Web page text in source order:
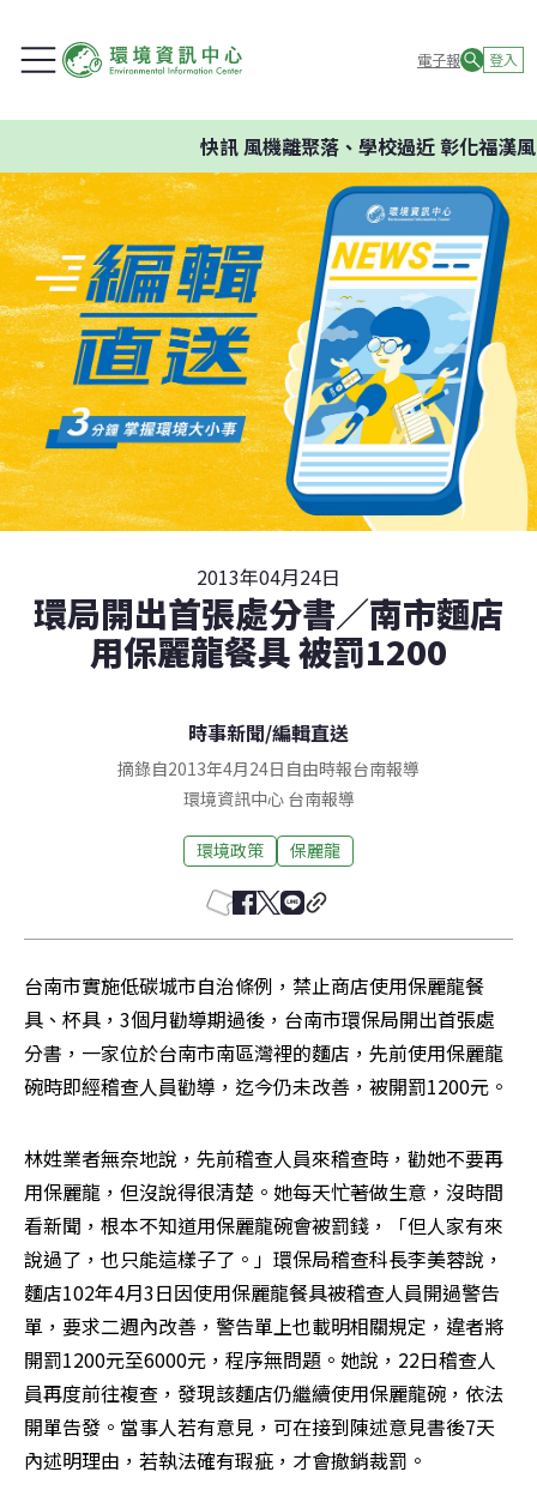
電子報 登入
快訊風機離聚落、學校過近 彰化福漢風
2013年04月24日
環局開出首張處分書／南市麵店
用保麗龍餐具 被罰1200
時事新聞/編輯直送
摘錄自2013年4月24日自由時報台南報導
環境資訊中心 台南報導
環境政策 保麗龍
台南市實施低碳城市自治條例，禁止商店使用保麗龍餐
具、杯具，3個月勸導期過後，台南市環保局開出首張處
分書，一家位於台南市南區灣裡的麵店，先前使用保麗龍
碗時即經稽查人員勸導，迄今仍未改善，被開罰1200元。
林姓業者無奈地說，先前稽查人員來稽查時，勸她不要再
用保麗龍，但沒說得很清楚。她每天忙著做生意，沒時間
看新聞，根本不知道用保麗龍碗會被罰錢，「但人家有來
說過了，也只能這樣子了。」環保局稽查科長李美蓉說，
麵店102年4月3日因使用保麗龍餐具被稽查人員開過警告
單，要求二週內改善，警告單上也載明相關規定，違者將
開罰1200元至6000元，程序無問題。她說，22日稽查人
員再度前往複查，發現該麵店仍繼續使用保麗龍碗，依法
開單告發。當事人若有意見，可在接到陳述意見書後7天
內述明理由，若執法確有瑕疵，才會撤銷裁罰。